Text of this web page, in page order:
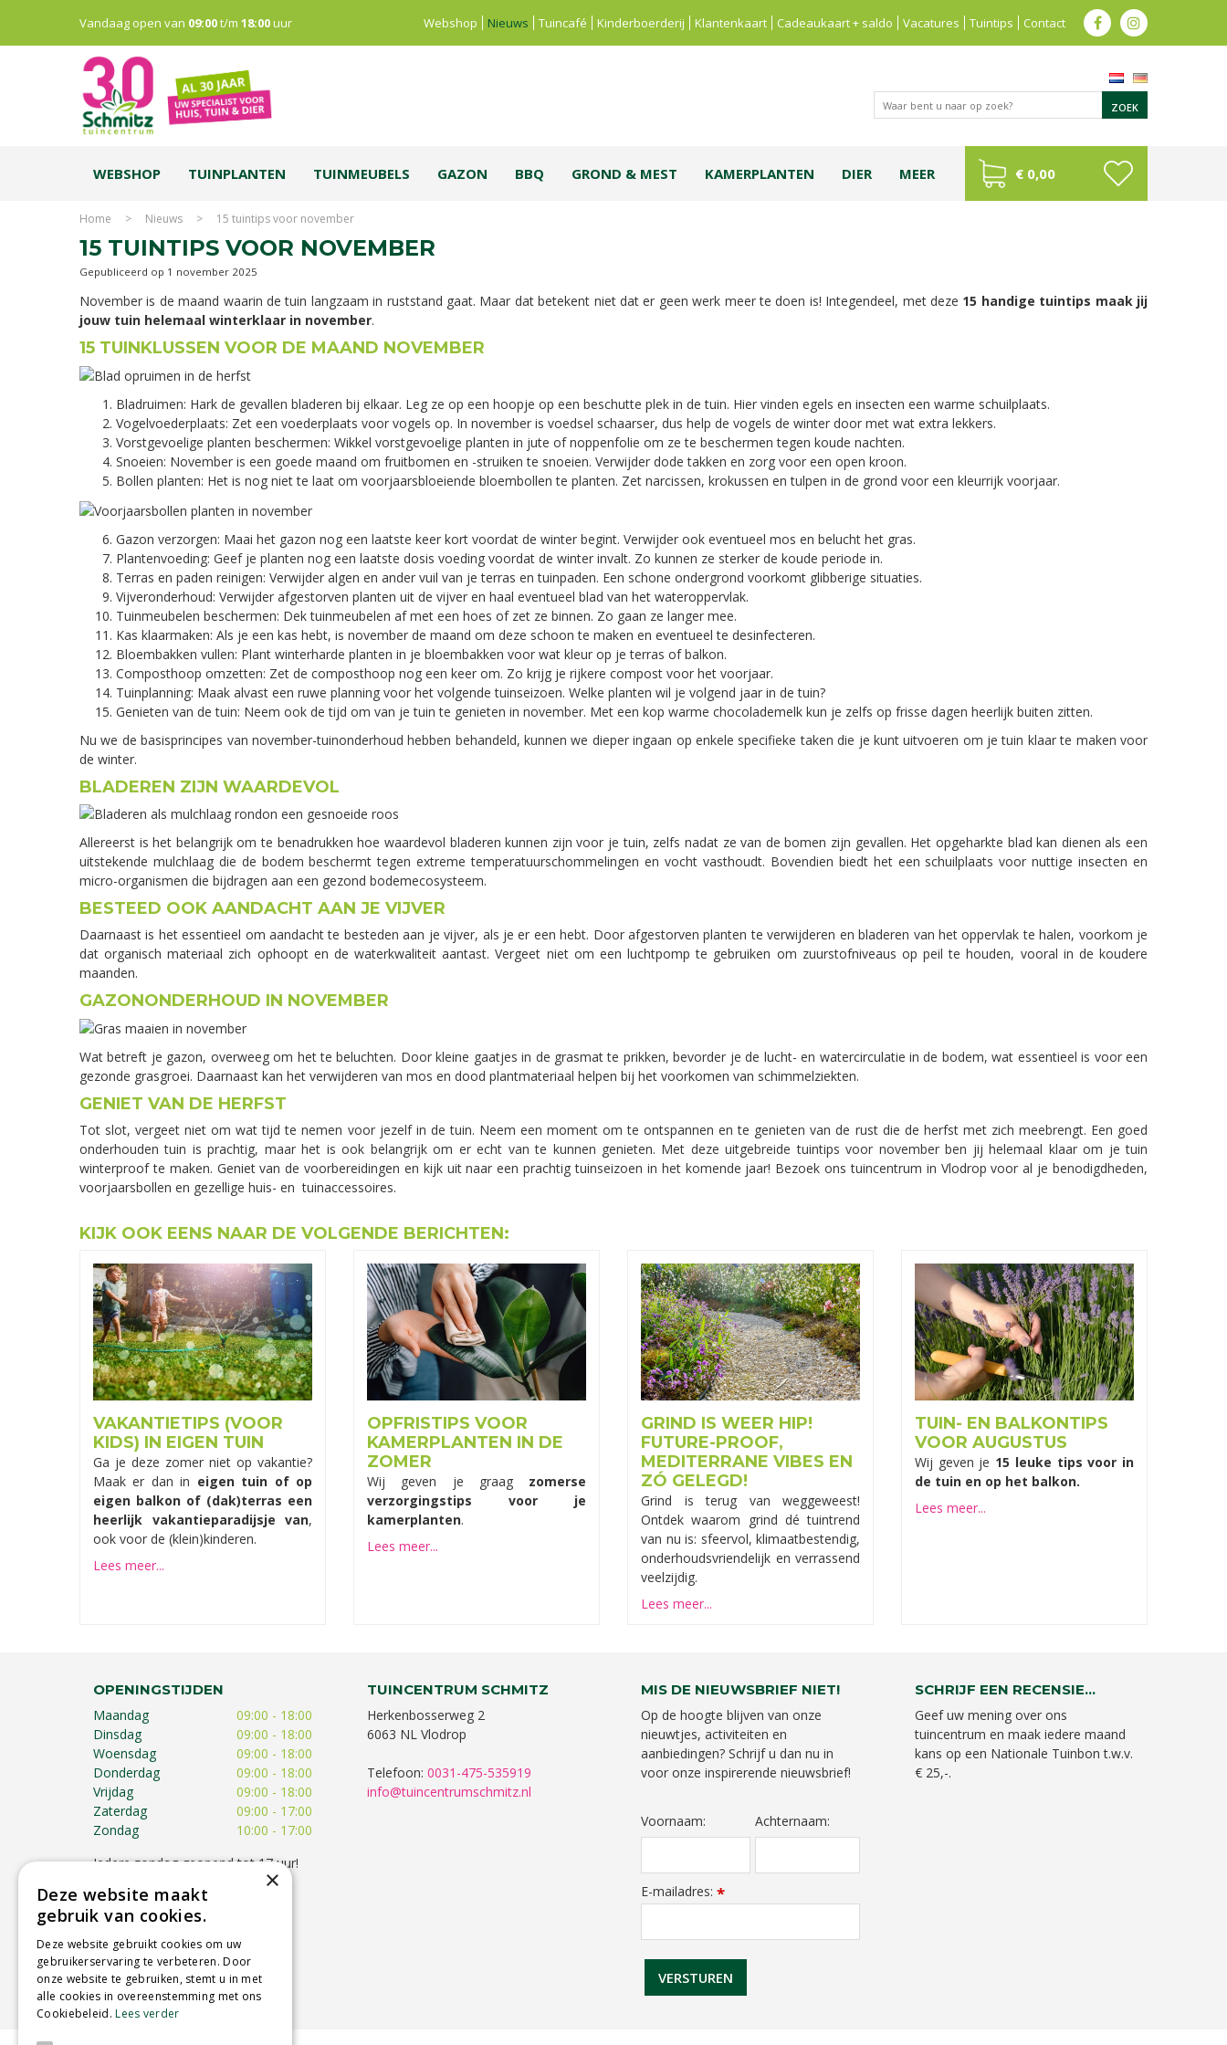
Home > Nieuws > 15 tuintips voor november
Vandaag open van 09:00t/m 18:00uur Webshop Nieuws Tuincafé Kinderboerderij Klantenkaart Cadeaukaart + saldo Vacatures Tuintips Contact
WEBSHOP TUINPLANTEN TUINMEUBELS GAZON BBQ GROND & MEST KAMERPLANTEN DIER MEER € 0,00
15 TUINTIPS VOOR NOVEMBER
Gepubliceerd op 1 november 2025
November is de maand waarin de tuin langzaam in ruststand gaat. Maar dat betekent niet dat er geen werk meer te doen is! Integendeel, met deze 15 handige tuintips maak jij
jouw tuin helemaal winterklaar in november.
15 TUINKLUSSEN VOOR DE MAAND NOVEMBER
Bladruimen: Hark de gevallen bladeren bij elkaar. Leg ze op een hoopje op een beschutte plek in de tuin. Hier vinden egels en insecten een warme schuilplaats.
Vogelvoederplaats: Zet een voederplaats voor vogels op. In november is voedsel schaarser, dus help de vogels de winter door met wat extra lekkers.
Vorstgevoelige planten beschermen: Wikkel vorstgevoelige planten in jute of noppenfolie om ze te beschermen tegen koude nachten.
Snoeien: November is een goede maand om fruitbomen en -struiken te snoeien. Verwijder dode takken en zorg voor een open kroon.
Bollen planten: Het is nog niet te laat om voorjaarsbloeiende bloembollen te planten. Zet narcissen, krokussen en tulpen in de grond voor een kleurrijk voorjaar.
Gazon verzorgen: Maai het gazon nog een laatste keer kort voordat de winter begint. Verwijder ook eventueel mos en belucht het gras.
Plantenvoeding: Geef je planten nog een laatste dosis voeding voordat de winter invalt. Zo kunnen ze sterker de koude periode in.
Terras en paden reinigen: Verwijder algen en ander vuil van je terras en tuinpaden. Een schone ondergrond voorkomt glibberige situaties.
Vijveronderhoud: Verwijder afgestorven planten uit de vijver en haal eventueel blad van het wateroppervlak.
Tuinmeubelen beschermen: Dek tuinmeubelen af met een hoes of zet ze binnen. Zo gaan ze langer mee.
Kas klaarmaken: Als je een kas hebt, is november de maand om deze schoon te maken en eventueel te desinfecteren.
Bloembakken vullen: Plant winterharde planten in je bloembakken voor wat kleur op je terras of balkon.
Composthoop omzetten: Zet de composthoop nog een keer om. Zo krijg je rijkere compost voor het voorjaar.
Tuinplanning: Maak alvast een ruwe planning voor het volgende tuinseizoen. Welke planten wil je volgend jaar in de tuin?
Genieten van de tuin: Neem ook de tijd om van je tuin te genieten in november. Met een kop warme chocolademelk kun je zelfs op frisse dagen heerlijk buiten zitten.
Nu we de basisprincipes van november-tuinonderhoud hebben behandeld, kunnen we dieper ingaan op enkele specifieke taken die je kunt uitvoeren om je tuin klaar te maken voor
de winter.
BLADEREN ZIJN WAARDEVOL
Allereerst is het belangrijk om te benadrukken hoe waardevol bladeren kunnen zijn voor je tuin, zelfs nadat ze van de bomen zijn gevallen. Het opgeharkte blad kan dienen als een
uitstekende mulchlaag die de bodem beschermt tegen extreme temperatuurschommelingen en vocht vasthoudt. Bovendien biedt het een schuilplaats voor nuttige insecten en
micro-organismen die bijdragen aan een gezond bodemecosysteem.
BESTEED OOK AANDACHT AAN JE VIJVER
Daarnaast is het essentieel om aandacht te besteden aan je vijver, als je er een hebt. Door afgestorven planten te verwijderen en bladeren van het oppervlak te halen, voorkom je
dat organisch materiaal zich ophoopt en de waterkwaliteit aantast. Vergeet niet om een luchtpomp te gebruiken om zuurstofniveaus op peil te houden, vooral in de koudere
maanden.
GAZONONDERHOUD IN NOVEMBER
Wat betreft je gazon, overweeg om het te beluchten. Door kleine gaatjes in de grasmat te prikken, bevorder je de lucht- en watercirculatie in de bodem, wat essentieel is voor een
gezonde grasgroei. Daarnaast kan het verwijderen van mos en dood plantmateriaal helpen bij het voorkomen van schimmelziekten.
GENIET VAN DE HERFST
Tot slot, vergeet niet om wat tijd te nemen voor jezelf in de tuin. Neem een moment om te ontspannen en te genieten van de rust die de herfst met zich meebrengt. Een goed
onderhouden tuin is prachtig, maar het is ook belangrijk om er echt van te kunnen genieten. Met deze uitgebreide tuintips voor november ben jij helemaal klaar om je tuin
winterproof te maken. Geniet van de voorbereidingen en kijk uit naar een prachtig tuinseizoen in het komende jaar! Bezoek ons tuincentrum in Vlodrop voor al je benodigdheden,
voorjaarsbollen en gezellige huis- en tuinaccessoires.
KIJK OOK EENS NAAR DE VOLGENDE BERICHTEN:
VAKANTIETIPS (VOOR
KIDS) IN EIGEN TUIN
Ga je deze zomer niet op vakantie?
Maak er dan in eigen tuin of op
eigen balkon of (dak)terras een
heerlijk vakantieparadijsje van,
ook voor de (klein)kinderen.
Lees meer...
OPFRISTIPS VOOR
KAMERPLANTEN IN DE
ZOMER
Wij geven je graag zomerse
verzorgingstips voor je
kamerplanten.
Lees meer...
GRIND IS WEER HIP!
FUTURE-PROOF,
MEDITERRANE VIBES EN
ZÓ GELEGD!
Grind is terug van weggeweest!
Ontdek waarom grind dé tuintrend
van nu is: sfeervol, klimaatbestendig,
onderhoudsvriendelijk en verrassend
veelzijdig.
Lees meer...
TUIN- EN BALKONTIPS
VOOR AUGUSTUS
Wij geven je 15 leuke tips voor in
de tuin en op het balkon.
Lees meer...
OPENINGSTIJDEN
Maandag
09:00 - 18:00
Dinsdag
09:00 - 18:00
Woensdag
09:00 - 18:00
Donderdag
09:00 - 18:00
Vrijdag
09:00 - 18:00
Zaterdag
09:00 - 17:00
Zondag
10:00 - 17:00
Iedere zondag geopend tot 17 uur!
openingstijden afwijken!
Toon alle openingstijden
TUINCENTRUM SCHMITZ
Herkenbosserweg 2
6063 NL Vlodrop
Telefoon: 0031-475-535919
info@tuincentrumschmitz.nl
MIS DE NIEUWSBRIEF NIET!
Op de hoogte blijven van onze
nieuwtjes, activiteiten en
aanbiedingen? Schrijf u dan nu in
voor onze inspirerende nieuwsbrief!
Voornaam: Achternaam:
E-mailadres: *
SCHRIJF EEN RECENSIE...
Geef uw mening over ons
tuincentrum en maak iedere maand
kans op een Nationale Tuinbon t.w.v.
€ 25,-.
×
Deze website maakt
gebruik van cookies.
Deze website gebruikt cookies om uw
gebruikerservaring te verbeteren. Door
onze website te gebruiken, stemt u in met
alle cookies in overeenstemming met ons
Cookiebeleid.Lees verder